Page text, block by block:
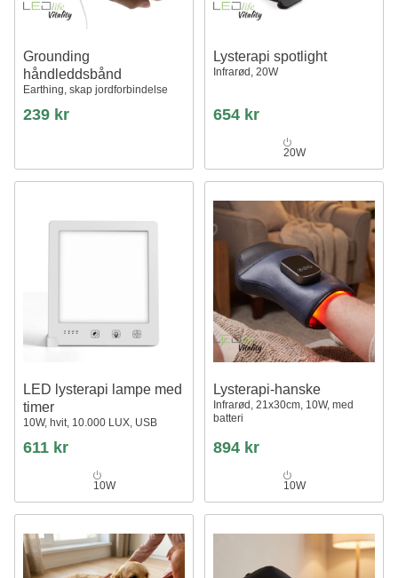
Grounding
håndleddsbånd
Earthing, skap jordforbindelse
239 kr
Lysterapi spotlight
Infrarød, 20W
654 kr
20W
LED lysterapi lampe med
timer
10W, hvit, 10.000 LUX, USB
611 kr
10W
Lysterapi-hanske
Infrarød, 21x30cm, 10W, med
batteri
894 kr
10W